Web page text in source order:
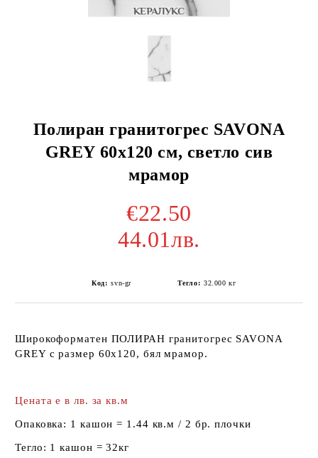
Полиран гранитогрес SAVONA
GREY 60x120 см, светло сив
мрамор
€22.50
44.01лв.
Код: svn-gr Тегло: 32.000 кг
Широкоформатен ПОЛИРАН гранитогрес SAVONA
GREY с размер 60х120, бял мрамор.
Цената е в лв. за кв.м
Опаковка: 1 кашон = 1.44 кв.м / 2 бр. плочки
Тегло: 1 кашон = 32кг